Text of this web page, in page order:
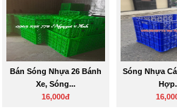
Bán Sóng Nhựa 26 Bánh
Xe, Sóng...
16,000đ
Sóng Nhựa